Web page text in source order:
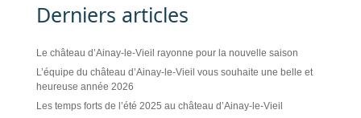
Derniers articles
Le château d’Ainay-le-Vieil rayonne pour la nouvelle saison
L’équipe du château d’Ainay-le-Vieil vous souhaite une belle et
heureuse année 2026
Les temps forts de l’été 2025 au château d’Ainay-le-Vieil